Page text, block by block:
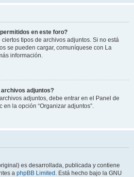
en este foro?
tipos de archivos adjuntos. Si no está
se pueden cargar, comuníquese con La
información.
adjuntos?
adjuntos, debe entrar en el Panel de
la opción “Organizar adjuntos”.
es desarrollada, publicada y contiene
a phpBB Limited . Está hecho bajo la GNU